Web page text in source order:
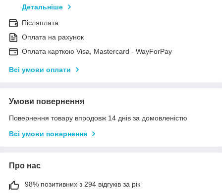
Детальніше
Післяплата
Оплата на рахунок
Оплата карткою Visa, Mastercard - WayForPay
Всі умови оплати
Умови повернення
Повернення товару впродовж 14 днів за домовленістю
Всі умови повернення
Про нас
98% позитивних з 294 відгуків за рік